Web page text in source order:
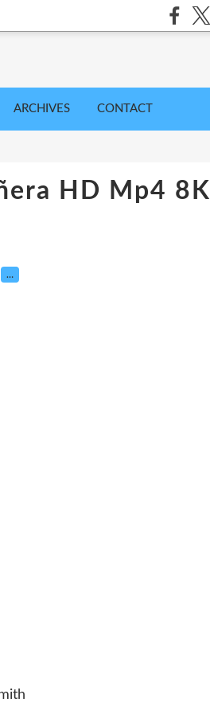
ARCHIVES CONTACT
HD Mp4 8K
…